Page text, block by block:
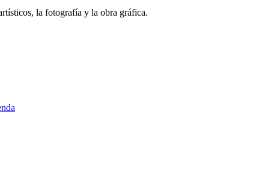
la fotografía y la obra gráfica.